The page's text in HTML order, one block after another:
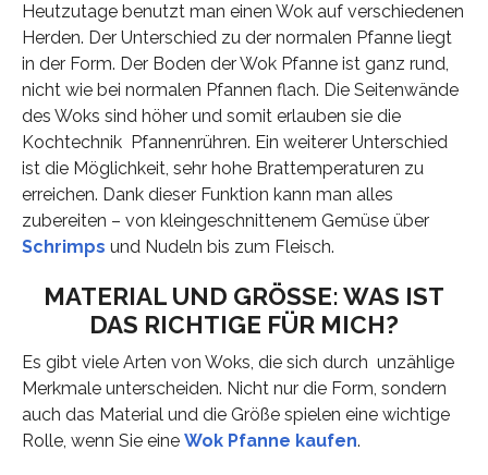
Heutzutage benutzt man einen Wok auf verschiedenen
Herden. Der Unterschied zu der normalen Pfanne liegt
in der Form. Der Boden der Wok Pfanne ist ganz rund,
nicht wie bei normalen Pfannen flach. Die Seitenwände
des Woks sind höher und somit erlauben sie die
Kochtechnik Pfannenrühren. Ein weiterer Unterschied
ist die Möglichkeit, sehr hohe Brattemperaturen zu
erreichen. Dank dieser Funktion kann man alles
zubereiten – von kleingeschnittenem Gemüse über
Schrimps und Nudeln bis zum Fleisch.
MATERIAL UND GRÖSSE: WAS IST D
AS RICHTIGE FÜR MICH?
Es gibt viele Arten von Woks, die sich durch unzählige
Merkmale unterscheiden. Nicht nur die Form, sondern
auch das Material und die Größe spielen eine wichtige
Rolle, wenn Sie eine Wok Pfanne kaufen.